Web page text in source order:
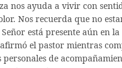
nos ayuda a vivir con
Nos recuerda que no
está presente aún en la
el pastor mientras
personales de